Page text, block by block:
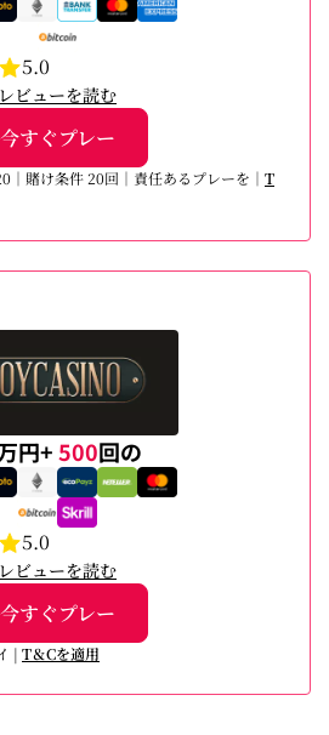
5.0
レビューを読む
今すぐプレー
｜賭け条件 20回｜責任あるプレーを｜ T
円+500回の
5.0
レビューを読む
今すぐプレー
| T＆Cを適用